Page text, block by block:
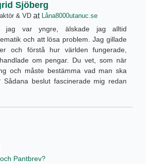
Sjöberg
& VDat Låna8000utanuc.se
jag var yngre, älskade jag alltid
och att lösa problem. Jag gillade
och förstå hur världen fungerade,
om pengar. Du vet, som när
och måste bestämma vad man ska
Sådana beslut fascinerade mig redan
Pantbrev?